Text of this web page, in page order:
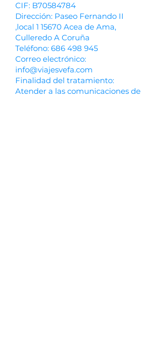
CIF: B70584784
Dirección: Paseo Fernando II
,local 1 15670 Acea de Ama,
Culleredo A Coruña
Teléfono: 686 498 945
Correo electrónico:
info@viajesvefa.com
Finalidad del tratamiento:
Atender a las comunicaciones de